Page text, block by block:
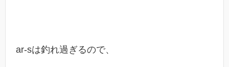
ar-sは釣れ過ぎるので、